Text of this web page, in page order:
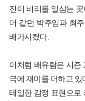
진이 비리를 일삼는
머 같던 박주임과 최
배가시켰다.
이처럼 배유람은 시즌
극에 재미를 더하고 있
테일한 감정 표현으로